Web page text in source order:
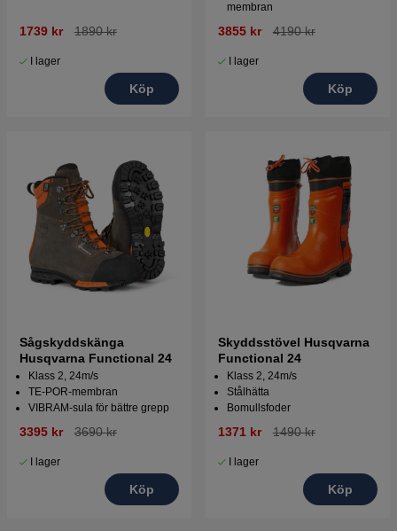
1739 kr 1890 kr
I lager
Köp
membran
3855 kr 4190 kr
I lager
Köp
Sågskyddskänga
Husqvarna Functional 24
Klass 2, 24m/s
TE-POR-membran
VIBRAM-sula för bättre grepp
3395 kr 3690 kr
I lager
Köp
Skyddsstövel Husqvarna
Functional 24
Klass 2, 24m/s
Stålhätta
Bomullsfoder
1371 kr 1490 kr
I lager
Köp